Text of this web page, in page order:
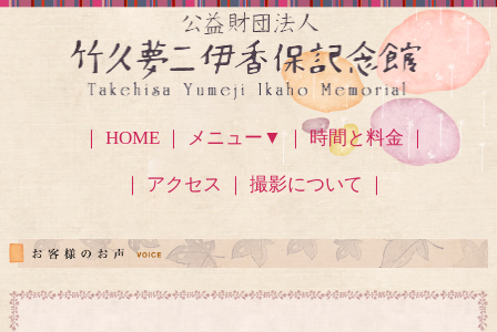
｜ HOME ｜ メニュー▼ ｜ 時間と料金 ｜
｜ アクセス ｜ 撮影について ｜